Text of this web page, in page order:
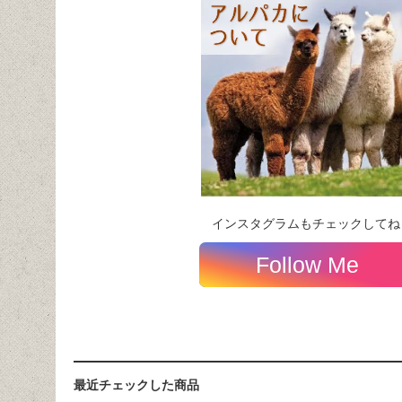
インスタグラムもチェックして
Follow Me
最近チェックした商品